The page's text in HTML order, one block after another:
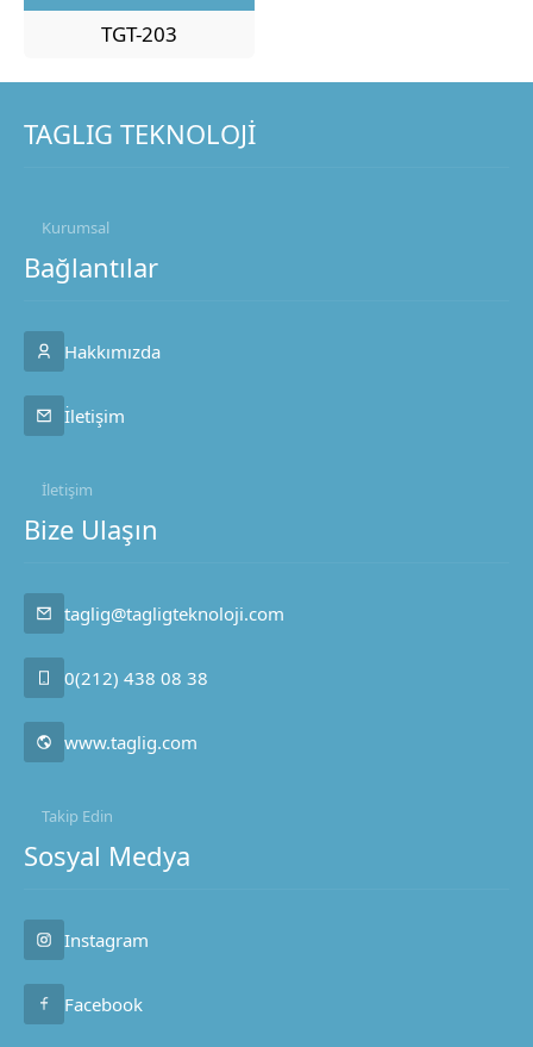
TGT-203
TAGLIG TEKNOLOJİ
Kurumsal
Bağlantılar
Hakkımızda
İletişim
İletişim
Bize Ulaşın
taglig@tagligteknoloji.com
0(212) 438 08 38
www.taglig.com
Takip Edin
Sosyal Medya
Instagram
Facebook
Taglig Teknoloji